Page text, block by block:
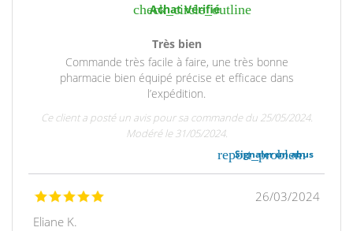
check_circle_outline
Achat Vérifié
Très bien
Commande très facile à faire, une très bonne
pharmacie bien équipé précise et efficace dans
l’expédition.
Ce client a posté un avis pour sa commande du 25/05/2024.
Modéré le 31/05/2024.
report_problem
Signaler un abus
26/03/2024
Eliane K.